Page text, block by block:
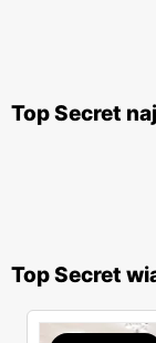
Top Secret
Top Secret